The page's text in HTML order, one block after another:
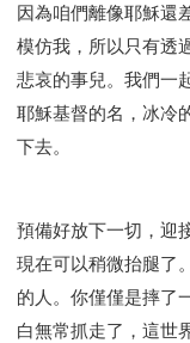
因為咱們離像耶穌還
模仿我，所以只有透
悲哀的事兒。我們一
耶穌基督的名，冰冷
下去。
預備好放下一切，迎
現在可以稍微抬腿了
的人。你僅僅是摔了
白無常抓走了，這世